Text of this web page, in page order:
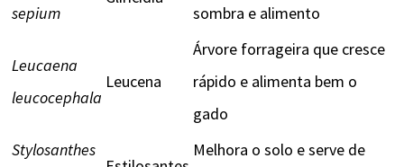
sepium
sombra e alimento
Leucaena
leucocephala
Leucena
Árvore forrageira que cresce
rápido e alimenta bem o
gado
Stylosanthes
Melhora o solo e serve de